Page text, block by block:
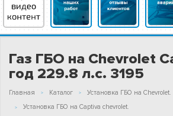
Газ ГБО на Chevrolet
год 229.8 л.с. 3195
Главная Каталог
Установка ГБО на Chevrolet.
Установка ГБО на Captiva chevrolet.